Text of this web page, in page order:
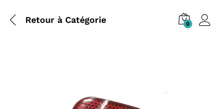
Retour à Catégorie 0